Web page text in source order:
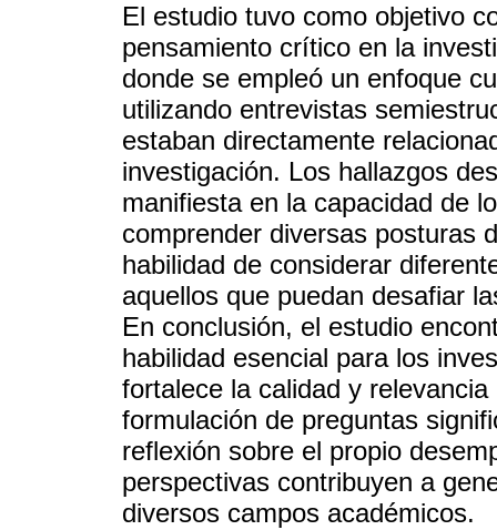
El estudio tuvo como objetivo
pensamiento crítico en la
donde se empleó un enfoque
utilizando entrevistas
estaban directamente
investigación. Los hallazgos
manifiesta en la capacidad de
comprender diversas posturas
habilidad de considerar
aquellos que puedan desafiar
En conclusión, el estudio
habilidad esencial para los
fortalece la calidad y
formulación de preguntas
reflexión sobre el propio
perspectivas contribuyen a
diversos campos académicos.